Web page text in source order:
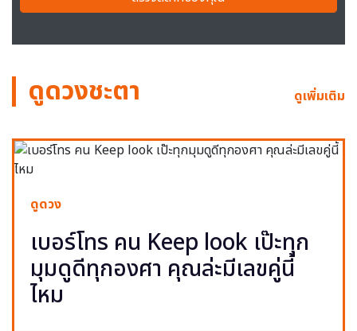
ดูดวงชะตา ดูเพิ่มเติม
ดูดวง
เบอร์โทร คน Keep look เป๊ะทุก
มุมดูดีทุกองศา คุณล่ะมีเลขคู่นี้
ไหม